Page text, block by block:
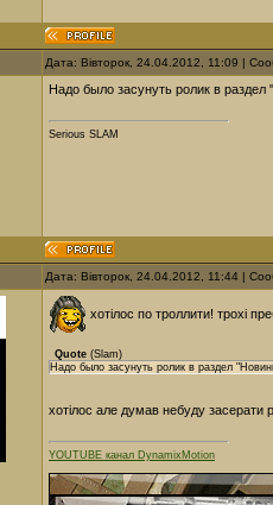
Дата: Вівторок, 24.04.2012, 11:09 |
Надо было засунуть ролик в раздел
Serious SLAM
Дата: Вівторок, 24.04.2012, 11:44 |
хотілос по троллити! трохі
Quote (Slam)
Надо было засунуть ролик в раздел
хотілос але думав небуду засерати
YOUTUBE канал DynamixMotion